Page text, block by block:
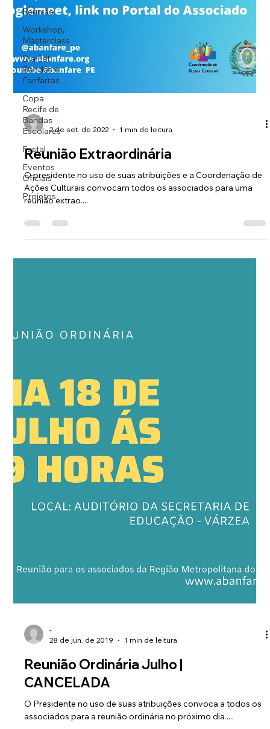
Reunião
Workshop,
Masterclass
Dia Est.
Bandas e
Fanfarras
Copa
Recife de
Bandas
Escolares
Fustal
Eventos
Oficiais
Projetos
-
2 de set. de 2022
1 min de leitura
Reunião Extraordinária
O presidente no uso de suas atribuições e a Coordenação de
Ações Culturais convocam todos os associados para uma
-
Reunião Ordinária Julho |
CANCELADA